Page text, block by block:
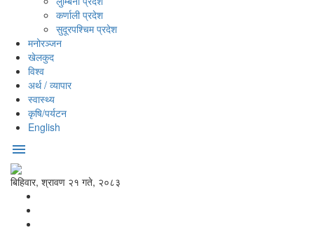
कर्णाली प्रदेश
सुदूरपश्‍चिम प्रदेश
मनोरञ्‍जन
खेलकुद
विश्‍व
अर्थ / व्यापार
स्वास्थ्य
कृषि/पर्यटन
English
menu
बिहिवार, श्रावण २१ गते, २०८३